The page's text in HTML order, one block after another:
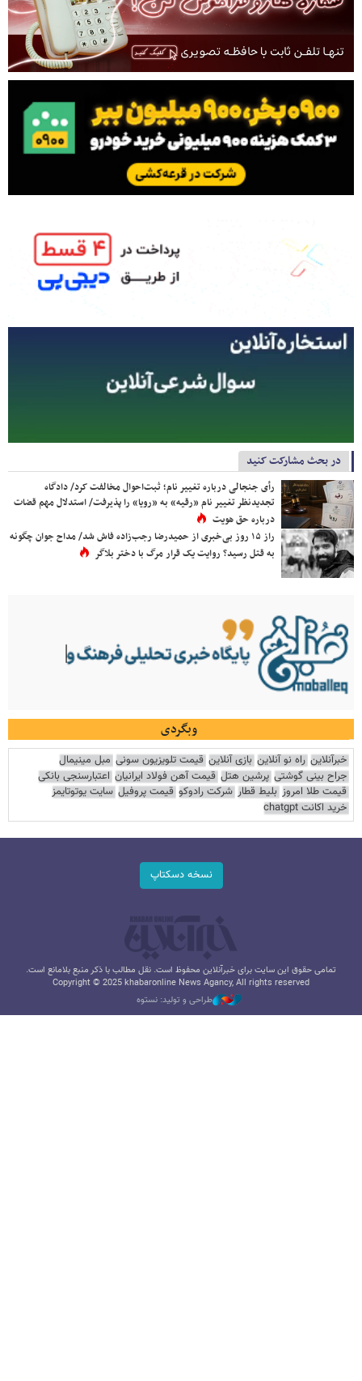
در بحث مشارکت کنید
رأی جنجالی درباره تغییر نام؛ ثبت‌احوال مخالفت کرد/ دادگاه
تجدیدنظر تغییر نام «رقیه» به «رویا» را پذیرفت/ استدلال مهم قضات
درباره حق هویت
راز ۱۵ روز بی‌خبری از حمیدرضا رجب‌زاده فاش شد/ مداح جوان چگونه
به قتل رسید؟ روایت یک قرار مرگ با دختر بلاگر
وبگردی
خبرآنلاین راه نو آنلاین بازی آنلاین قیمت تلویزیون سونی مبل مینیمال
جراح بینی گوشتی پرشین هتل قیمت آهن فولاد ایرانیان اعتبارسنجی بانکی
قیمت طلا امروز بلیط قطار شرکت رادوکو قیمت پروفیل سایت یوتوتایمز
خرید اکانت chatgpt
نسخه دسکتاپ
تمامی حقوق این سایت برای خبرآنلاین محفوظ است. نقل مطالب با ذکر منبع بلامانع است.
Copyright © 2025 khabaronline News Agancy, All rights reserved
طراحی و تولید: نستوه